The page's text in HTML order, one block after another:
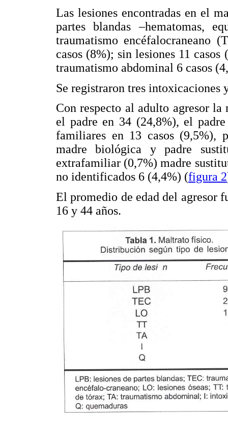
Las lesiones encontradas en el
partes blandas –hematomas,
traumatismo encéfalocraneano
casos (8%); sin lesiones 11
traumatismo abdominal 6 casos
Se registraron tres intoxicaciones
Con respecto al adulto agresor la
el padre en 34 (24,8%), el
familiares en 13 casos (9,5%),
madre biológica y padre
extrafamiliar (0,7%) madre
no identificados 6 (4,4%) (figura 2
El promedio de edad del agresor
16 y 44 años.